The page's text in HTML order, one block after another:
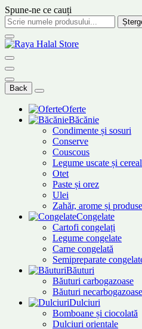
Spune-ne ce cauți
Back
Oferte
Băcănie
Condimente și sosuri
Conserve
Couscous
Legume uscate și
Otet
Paste și orez
Ulei
Zahăr, arome și
Congelate
Cartofi congelați
Legume congelate
Carne congelată
Semipreparate
Băuturi
Băuturi carbogazoase
Băuturi
Dulciuri
Bomboane și ciocolată
Dulciuri orientale